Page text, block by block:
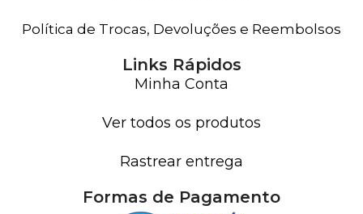
Política de Trocas, Devoluções e Reembolsos
Links Rápidos
Minha Conta
Ver todos os produtos
Rastrear entrega
Formas de Pagamento